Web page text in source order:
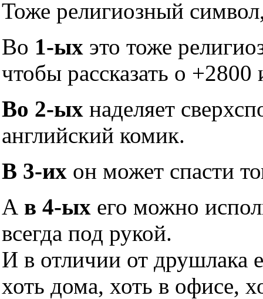
Тоже религиозный
Во 1-ых это тоже
чтобы рассказать о +2800
Во 2-ых наделяет
английский комик.
В 3-их он может спасти
А в 4-ых его можно
всегда под рукой.
И в отличии от друшлака
хоть дома, хоть в офисе,